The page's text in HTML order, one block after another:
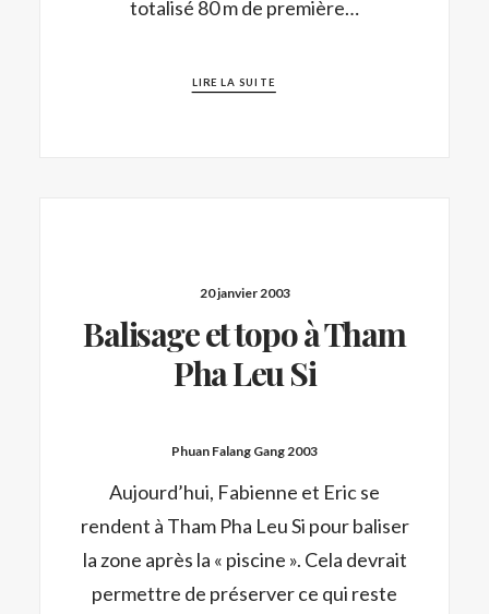
totalisé 80 m de première…
LIRE LA SUITE
20 janvier 2003
Balisage et topo à Tham
Pha Leu Si
Phuan Falang Gang 2003
Aujourd’hui, Fabienne et Eric se
rendent à Tham Pha Leu Si pour baliser
la zone après la « piscine ». Cela devrait
permettre de préserver ce qui reste